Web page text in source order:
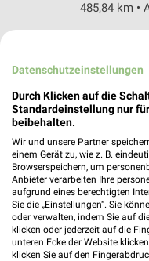
485,84 km •
Rofu
73054
Heute
499,26 km •
BabyOne
Am Autohof
73037
Heute
Datenschutzeinstellungen
Durch Klicken auf die
Standardeinstellung nur
beibehalten.
Wir und unsere Partner
einem Gerät zu, wie z. B.
Browserspeichern, um
Anbieter verarbeiten Ihre
aufgrund eines berechtigten
Sie die „Einstellungen“. Sie
oder verwalten, indem Sie auf
klicken oder jederzeit auf die
unteren Ecke der Website
klicken Sie auf den